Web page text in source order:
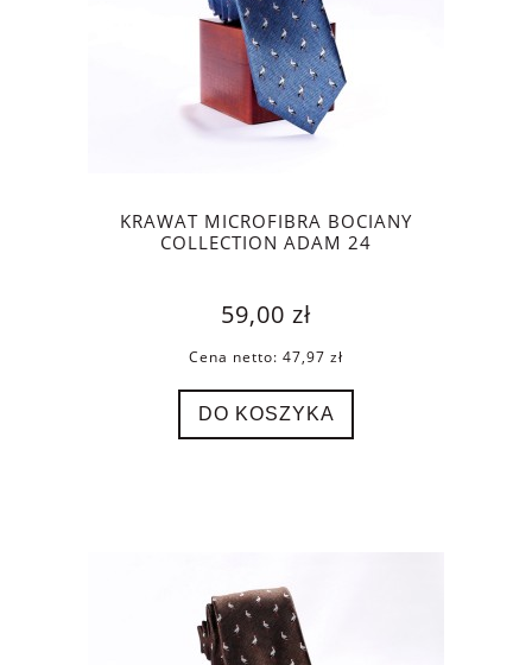
KRAWAT MICROFIBRA BOCIANY
COLLECTION ADAM 24
59,00 zł
Cena netto: 47,97 zł
DO KOSZYKA